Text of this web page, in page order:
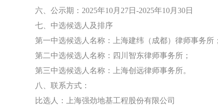
六、公示期： 2025年10月27日-2025年10月30日
七、中选候选人及排序
第一中选候选人名称：上海建纬（成都）律师事务所；
第二中选候选人名称：四川智东律师事务所；
第三中选候选人名称：上海创远律师事务所。
八、联系方式：
比选人：上海强劲地基工程股份有限公司